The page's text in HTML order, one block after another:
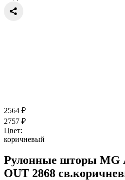
2564 ₽
2757 ₽
Цвет:
коричневый
Рулонные шторы
OUT 2868